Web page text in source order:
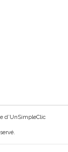
d’UnSimpleClic